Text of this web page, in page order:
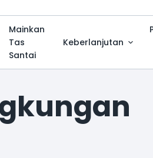
Mainkan
Tas
Santai
Keberlanjutan